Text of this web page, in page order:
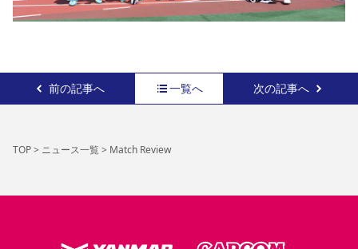
前の記事へ 一覧へ 次の記事へ
TOP> ニュース一覧> Match Review